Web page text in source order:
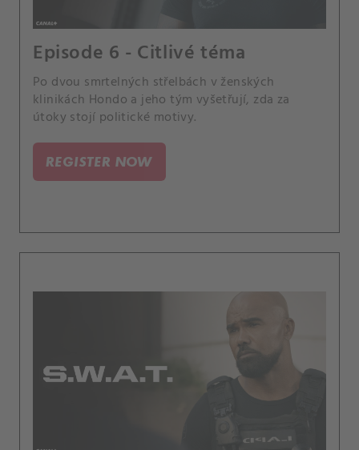
Episode 6 - Citlivé téma
Po dvou smrtelných střelbách v ženských
klinikách Hondo a jeho tým vyšetřují, zda za
útoky stojí politické motivy.
REGISTER NOW